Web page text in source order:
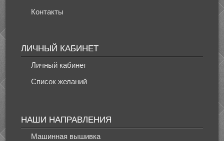
Контакты
ЛИЧНЫЙ КАБИНЕТ
Личный кабинет
Список желаний
НАШИ НАПРАВЛЕНИЯ
Машинная вышивка